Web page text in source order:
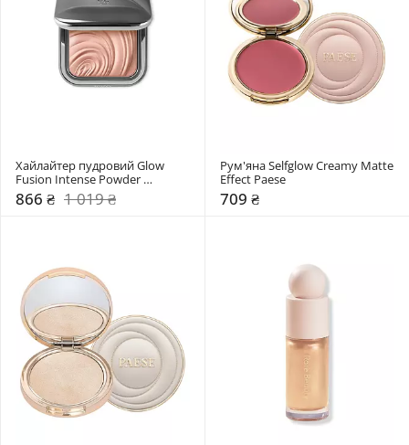
Хайлайтер пудровий Glow
Fusion Intense Powder
Highlighter Kiko Milano
866 ₴ 1 019 ₴
Рум'яна Selfglow Creamy Matte
Effect Paese
709 ₴